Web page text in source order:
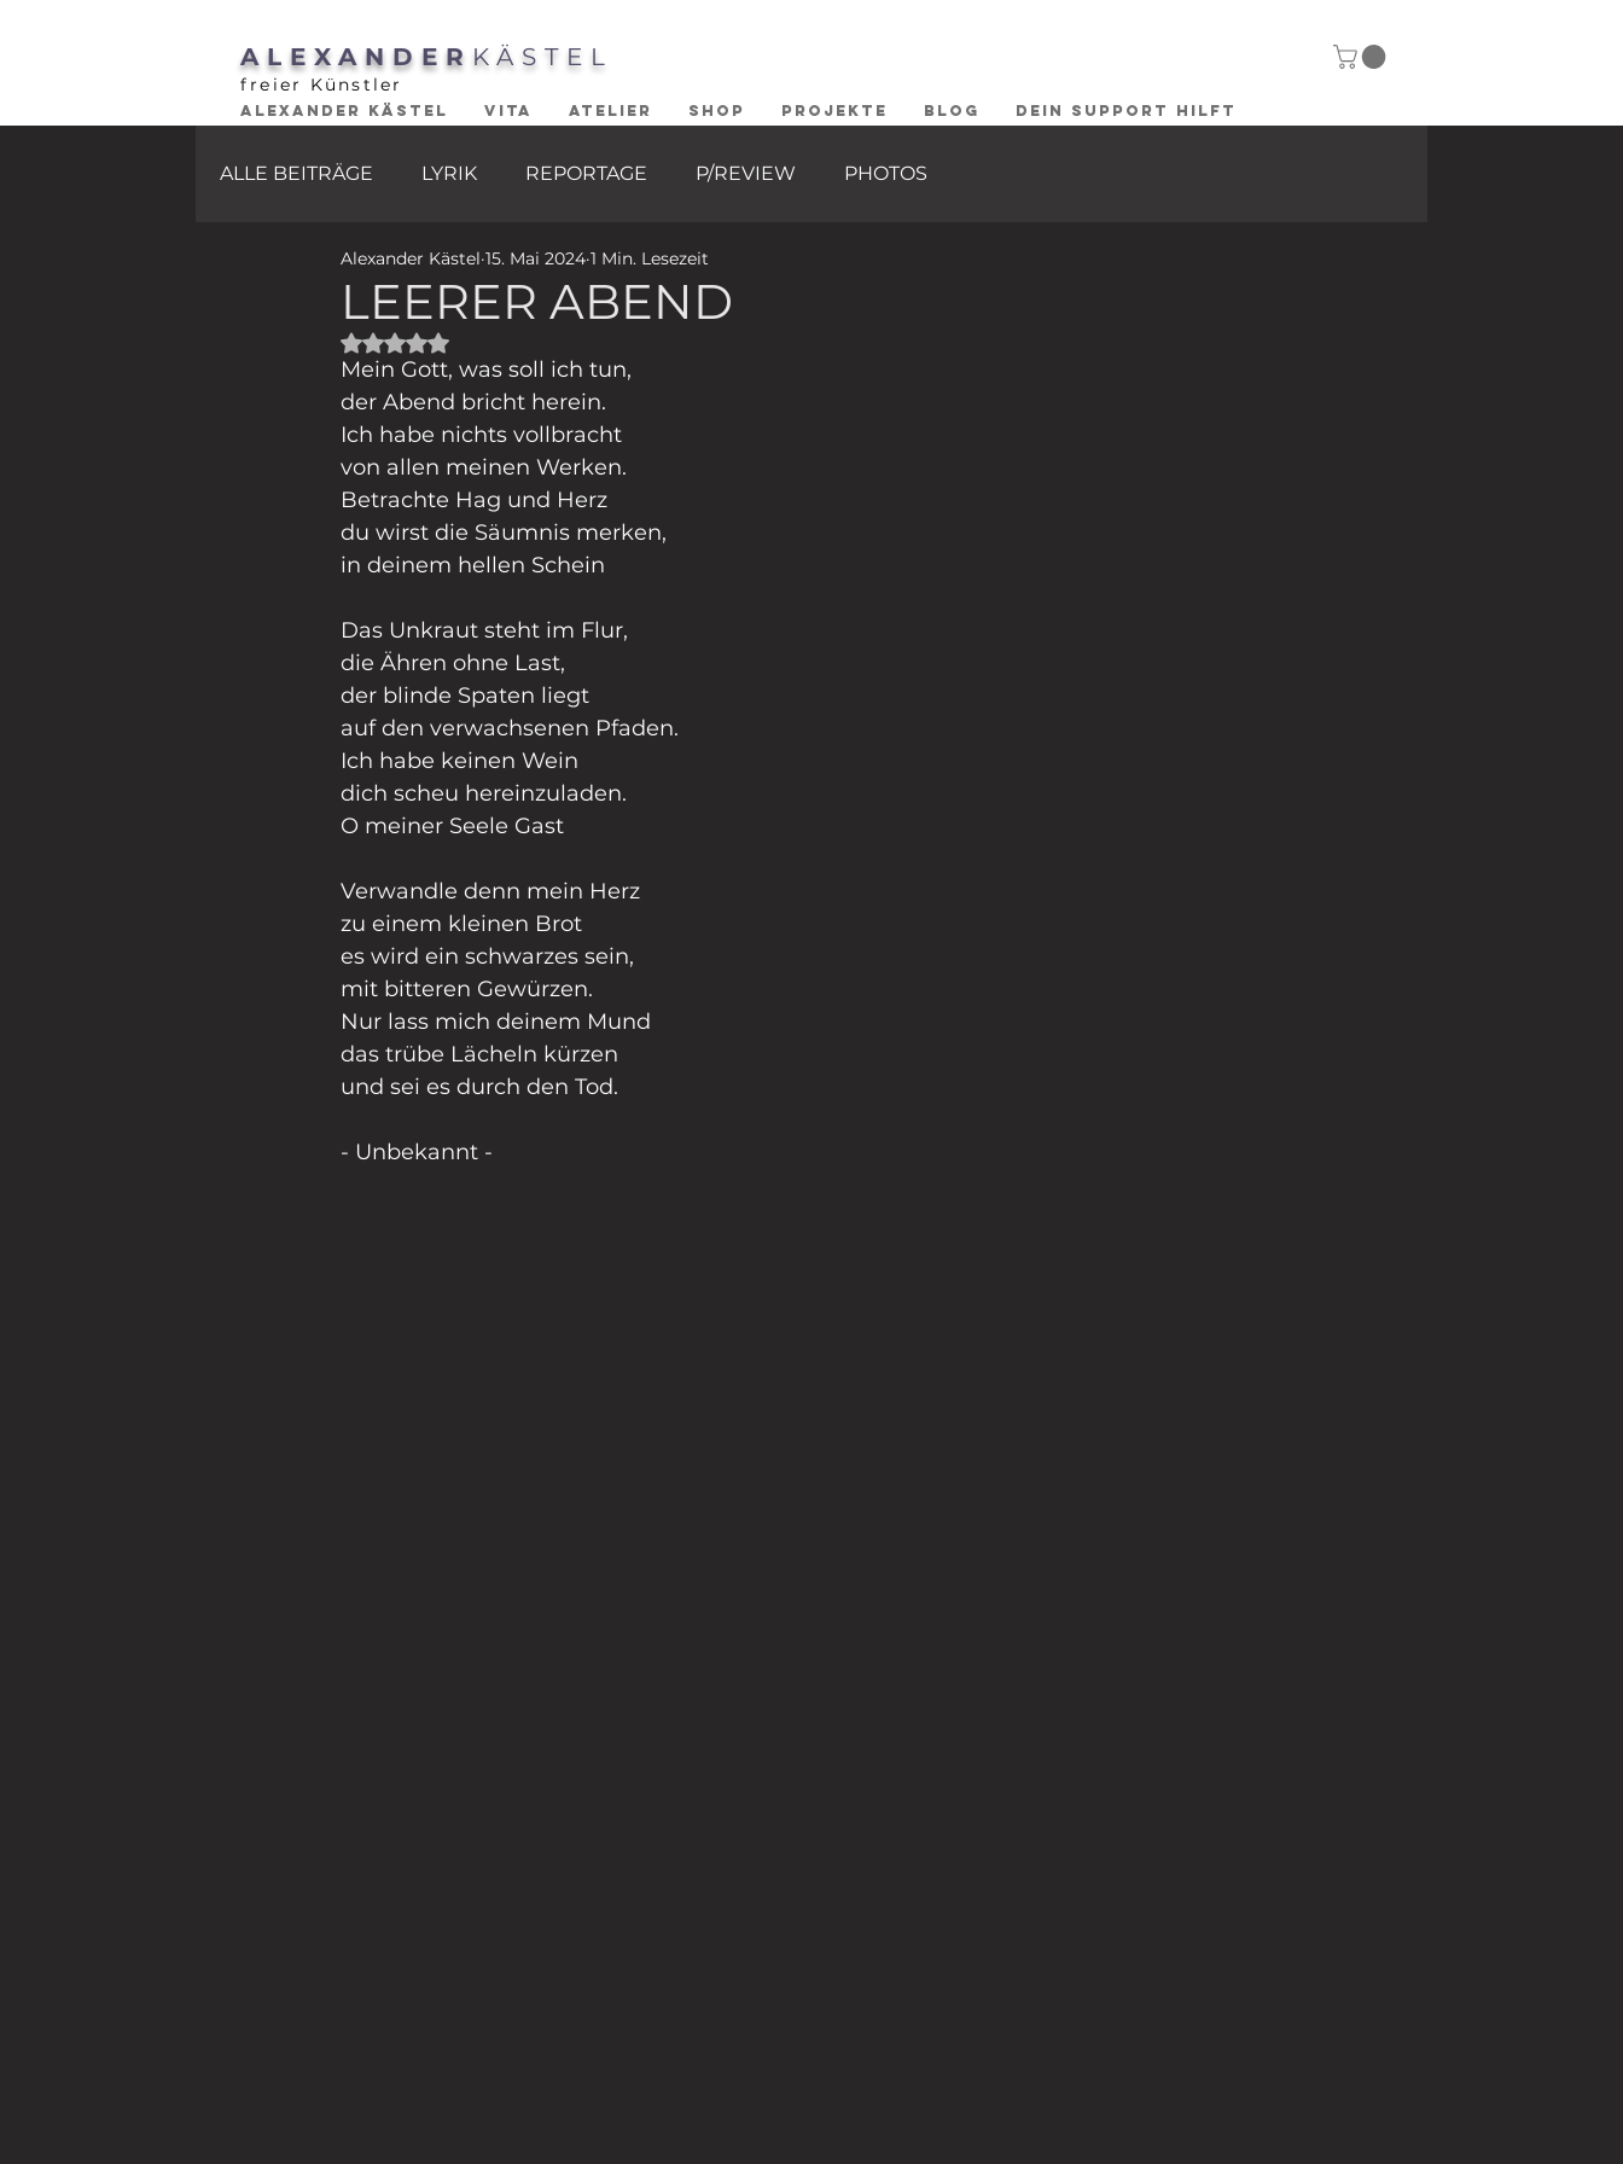
ALEXANDER KÄSTEL
freier Künstler
ALEXANDER KÄSTEL VITA ATELIER SHOP PROJEKTE BLOG DEIN SUPPORT HILFT
ALLE BEITRÄGE LYRIK REPORTAGE P/REVIEW PHOTOS
LEERER ABEND
Alexander Kästel 15. Mai 2024 1 Min. Lesezeit
Mit NaN von 5 Sternen bewertet.
Mein Gott, was soll ich tun,
der Abend bricht herein.
Ich habe nichts vollbracht
von allen meinen Werken.
Betrachte Hag und Herz
du wirst die Säumnis merken,
in deinem hellen Schein
Das Unkraut steht im Flur,
die Ähren ohne Last,
der blinde Spaten liegt
auf den verwachsenen Pfaden.
Ich habe keinen Wein
dich scheu hereinzuladen.
O meiner Seele Gast
Verwandle denn mein Herz
zu einem kleinen Brot
es wird ein schwarzes sein,
mit bitteren Gewürzen.
Nur lass mich deinem Mund
das trübe Lächeln kürzen
und sei es durch den Tod.
- Unbekannt -